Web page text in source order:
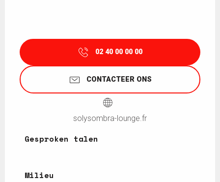
02 40 00 00 00
CONTACTEER ONS
solysombra-lounge.fr
Gesproken talen
Gesproken talen
Milieu
Milieu